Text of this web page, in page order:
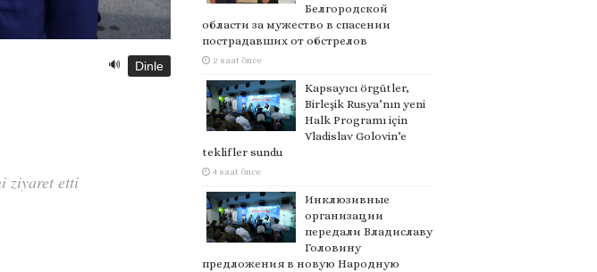
🔊 Dinle
ziyaret etti
Белгородской
области за мужество в спасении
пострадавших от обстрелов
2 saat önce
Kapsayıcı örgütler,
Birleşik Rusya’nın yeni
Halk Programı için
Vladislav Golovin’e
teklifler sundu
4 saat önce
Инклюзивные
организации
передали Владиславу
Головину
предложения в новую Народную